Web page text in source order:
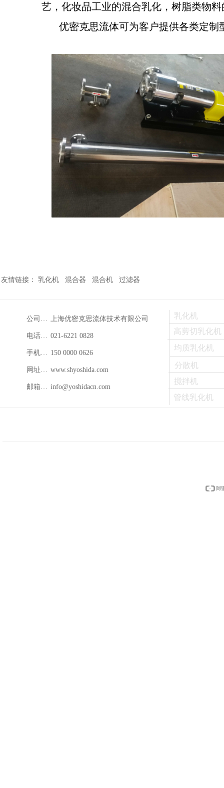
艺，化妆品工业的混合乳化，树脂类物
优密克思流体可为客户提供各类定制
友情链接： 乳化机 混合器 混合机 过滤器
公司名称： 上海优密克思流体技术有限公司
电话：021-88888888 021-6221 0828
手机：150 0000 0626 150 0000 0626
网址：www.shyoshida.com www.shyoshida.com
邮箱：info@shyoshida.com info@yoshidacn.com
乳化机
高剪切乳化机
均质乳化机
分散机
搅拌机
管线乳化机